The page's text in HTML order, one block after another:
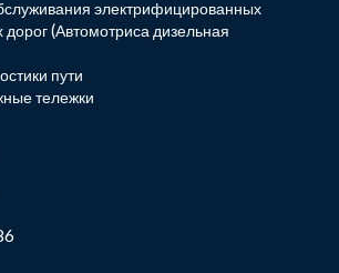
электрифицированных
дорог (Автомотриса дизельная
пути
тележки